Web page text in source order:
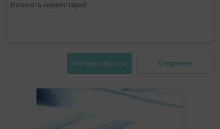
Авторизоваться Отправить